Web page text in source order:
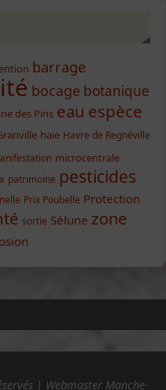
barrage
bocage botanique
des Pins eau espèce
haie Havre de Regnéville
microcentrale
patrimoine pesticides
Prix Poubelle Protection
sortie Sélune zone
| Webmaster Manche-